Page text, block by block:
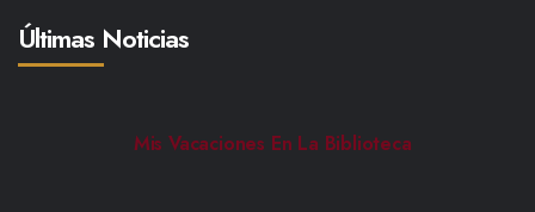
Últimas Noticias
Mis Vacaciones En La Biblioteca